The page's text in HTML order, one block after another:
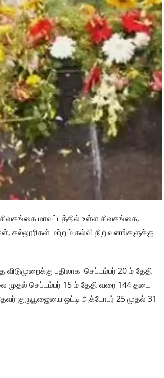
மாவட்டத்தில் உள்ள சிவகங்கை,
கல்லூரிகள் மற்றும் கல்வி நிறுவனங்களுக்கு
பதிலாக செப்டம்பர் 20 ம் தேதி
முதல் செப்டம்பர் 15 ம் தேதி வரை 144 தடை
குருபூஜையை ஒட்டி அக்டோபர் 25 முதல் 31